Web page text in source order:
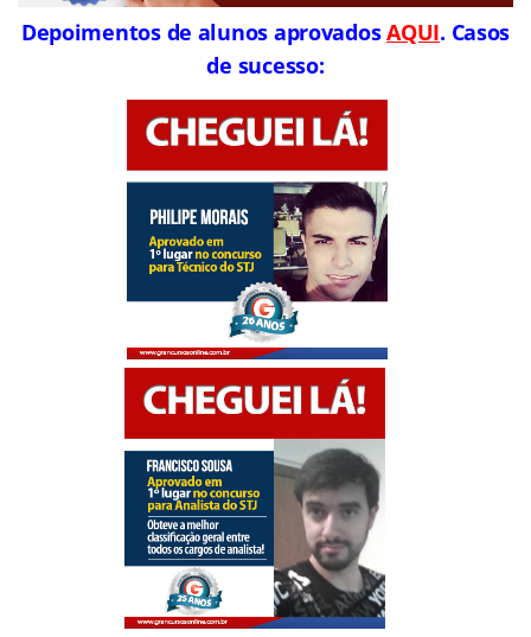
Depoimentos de alunos aprovadosAQUI. Casos
de sucesso: